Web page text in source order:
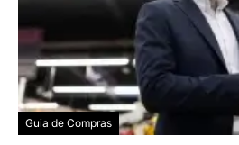
Guia de Compras